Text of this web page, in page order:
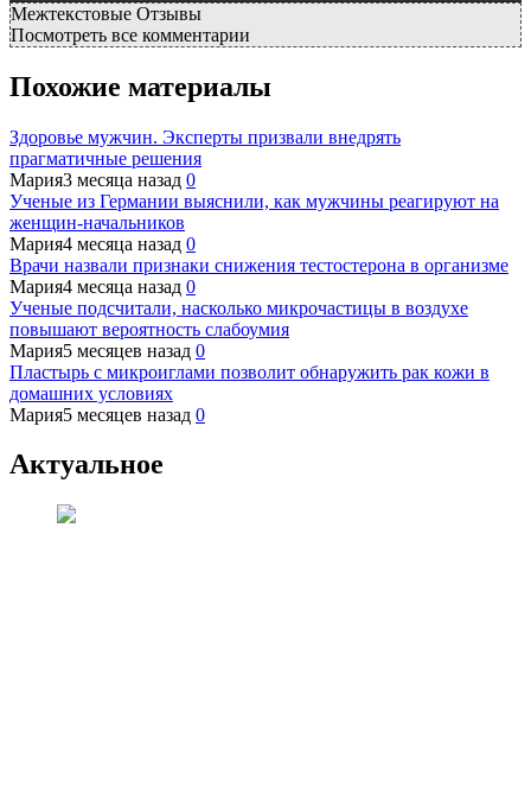
Межтекстовые Отзывы
Посмотреть все комментарии
Похожие материалы
Здоровье мужчин. Эксперты призвали внедрять
прагматичные решения
Мария3 месяца назад 0
Ученые из Германии выяснили, как мужчины реагируют на
женщин-начальников
Мария4 месяца назад 0
Врачи назвали признаки снижения тестостерона в организме
Мария4 месяца назад 0
Ученые подсчитали, насколько микрочастицы в воздухе
повышают вероятность слабоумия
Мария5 месяцев назад 0
Пластырь с микроиглами позволит обнаружить рак кожи в
домашних условиях
Мария5 месяцев назад 0
Актуальное